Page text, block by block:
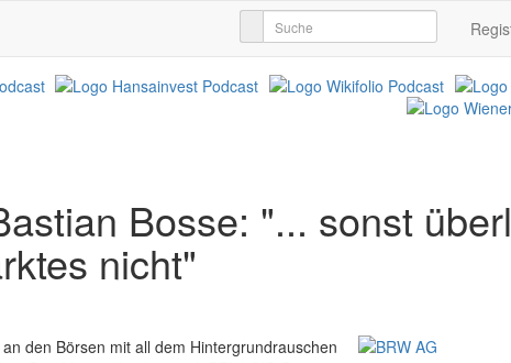
Bosse: "... sonst
nicht"
den Börsen mit all dem Hintergrundrauschen